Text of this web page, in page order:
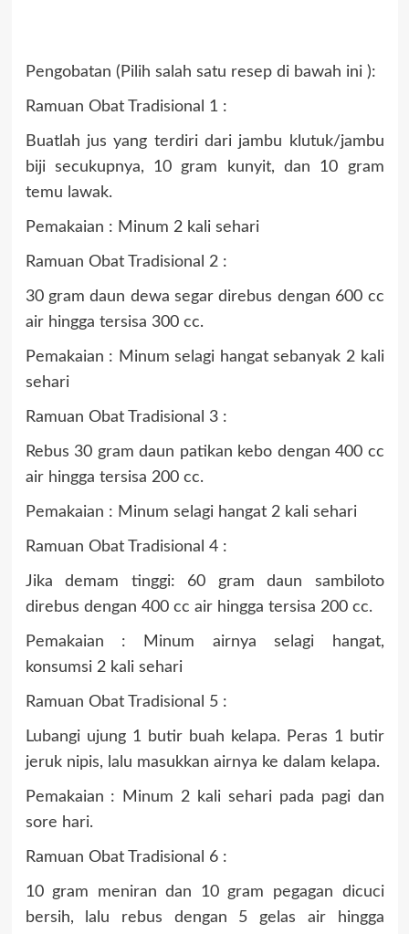
Pengobatan (Pilih salah satu resep di bawah ini ):
Ramuan Obat Tradisional 1 :
Buatlah jus yang terdiri dari jambu klutuk/jambu
biji secukupnya, 10 gram kunyit, dan 10 gram
temu lawak.
Pemakaian : Minum 2 kali sehari
Ramuan Obat Tradisional 2 :
30 gram daun dewa segar direbus dengan 600 cc
air hingga tersisa 300 cc.
Pemakaian : Minum selagi hangat sebanyak 2 kali
sehari
Ramuan Obat Tradisional 3 :
Rebus 30 gram daun patikan kebo dengan 400 cc
air hingga tersisa 200 cc.
Pemakaian : Minum selagi hangat 2 kali sehari
Ramuan Obat Tradisional 4 :
Jika demam tinggi: 60 gram daun sambiloto
direbus dengan 400 cc air hingga tersisa 200 cc.
Pemakaian : Minum airnya selagi hangat,
konsumsi 2 kali sehari
Ramuan Obat Tradisional 5 :
Lubangi ujung 1 butir buah kelapa. Peras 1 butir
jeruk nipis, lalu masukkan airnya ke dalam kelapa.
Pemakaian : Minum 2 kali sehari pada pagi dan
sore hari.
Ramuan Obat Tradisional 6 :
10 gram meniran dan 10 gram pegagan dicuci
bersih, lalu rebus dengan 5 gelas air hingga